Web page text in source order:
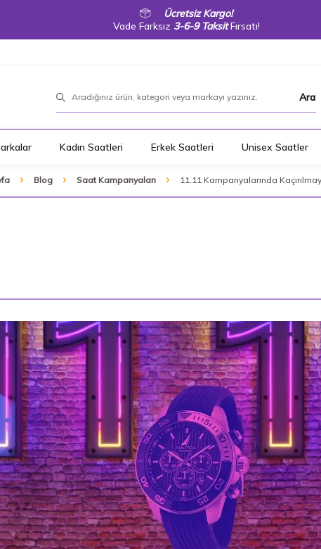
Ücretsiz Kargo!
Vade Farksız 3-6-9 TaksitFırsatı!
Ara
Kadın Saatleri Erkek Saatleri Unisex Saatler
Blog Saat Kampanyaları 11.11 Kampanyalarında